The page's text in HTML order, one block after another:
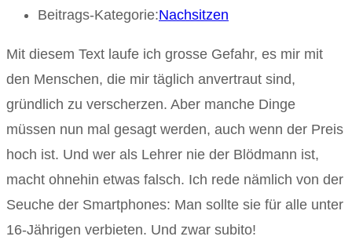
Beitrags-Kategorie:Nachsitzen
Mit diesem Text laufe ich grosse Gefahr, es mir mit
den Menschen, die mir täglich anvertraut sind,
gründlich zu verscherzen. Aber manche Dinge
müssen nun mal gesagt werden, auch wenn der Preis
hoch ist. Und wer als Lehrer nie der Blödmann ist,
macht ohnehin etwas falsch. Ich rede nämlich von der
Seuche der Smartphones: Man sollte sie für alle unter
16-Jährigen verbieten. Und zwar subito!